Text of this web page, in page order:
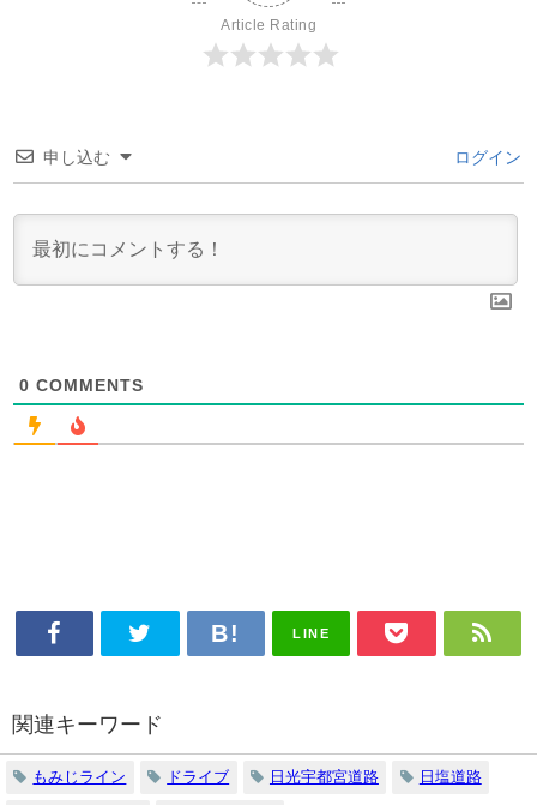
Article Rating
申し込む ログイン
0 COMMENTS
LINE
関連キーワード
もみじライン ドライブ 日光宇都宮道路 日塩道路